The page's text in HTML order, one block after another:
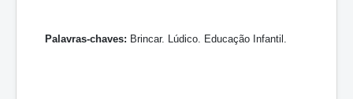
Palavras-chaves: Brincar. Lúdico. Educação Infantil.